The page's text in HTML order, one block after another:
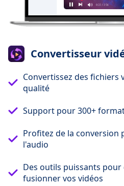
Convertisseur
Convertissez des fichiers
qualité
Support pour 300+
Profitez de la conversion
l'audio
Des outils puissants
fusionner vos vidéos